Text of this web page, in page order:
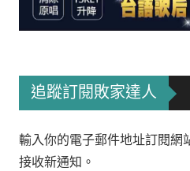
追蹤訂閱敗家達人
輸入你的電子郵件地址訂閱網
接收新通知。